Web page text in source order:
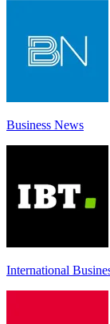
Business News
International